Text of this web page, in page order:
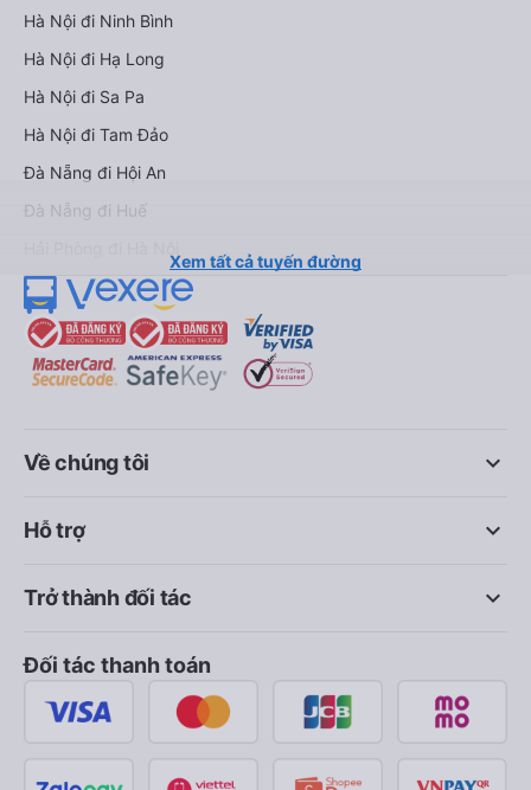
Hà Nội đi Ninh Bình
Hà Nội đi Hạ Long
Hà Nội đi Sa Pa
Hà Nội đi Tam Đảo
Đà Nẵng đi Hội An
Đà Nẵng đi Huế
Xem tất cả tuyến đường
keyboard_arrow_down
Về chúng tôi
keyboard_arrow_down
Hỗ trợ
keyboard_arrow_down
Trở thành đối tác
Đối tác thanh toán